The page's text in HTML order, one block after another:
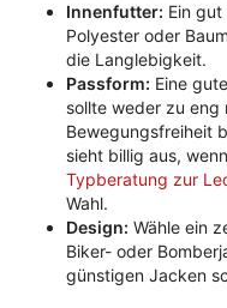
Innenfutter: Ein
Polyester oder
die Langlebigkeit.
Passform: Eine
sollte weder zu eng
Bewegungsfreiheit
sieht billig aus,
Typberatung zur
Wahl.
Design: Wähle ein
Biker- oder
günstigen Jacken